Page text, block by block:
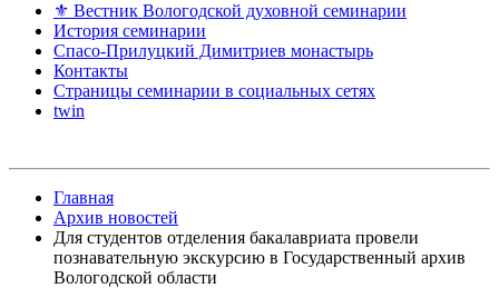
⚜ Вестник Вологодской духовной семинарии
История семинарии
Спасо-Прилуцкий Димитриев монастырь
Контакты
Страницы семинарии в социальных сетях
twin
Главная
Архив новостей
Для студентов отделения бакалавриата провели
познавательную экскурсию в Государственный архив
Вологодской области